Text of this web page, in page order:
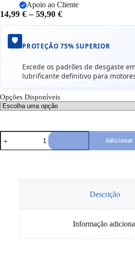
Apoio ao Cliente
14,99 € – 59,90 €Price
range:
through
🛡️
PROTEÇÃO 75% SUPERIOR
Excede os padrões de desgaste
lubrificante definitivo para
Opções Disponíveis
Quantidade
de
Óleo
Adicionar
Descrição
Informação